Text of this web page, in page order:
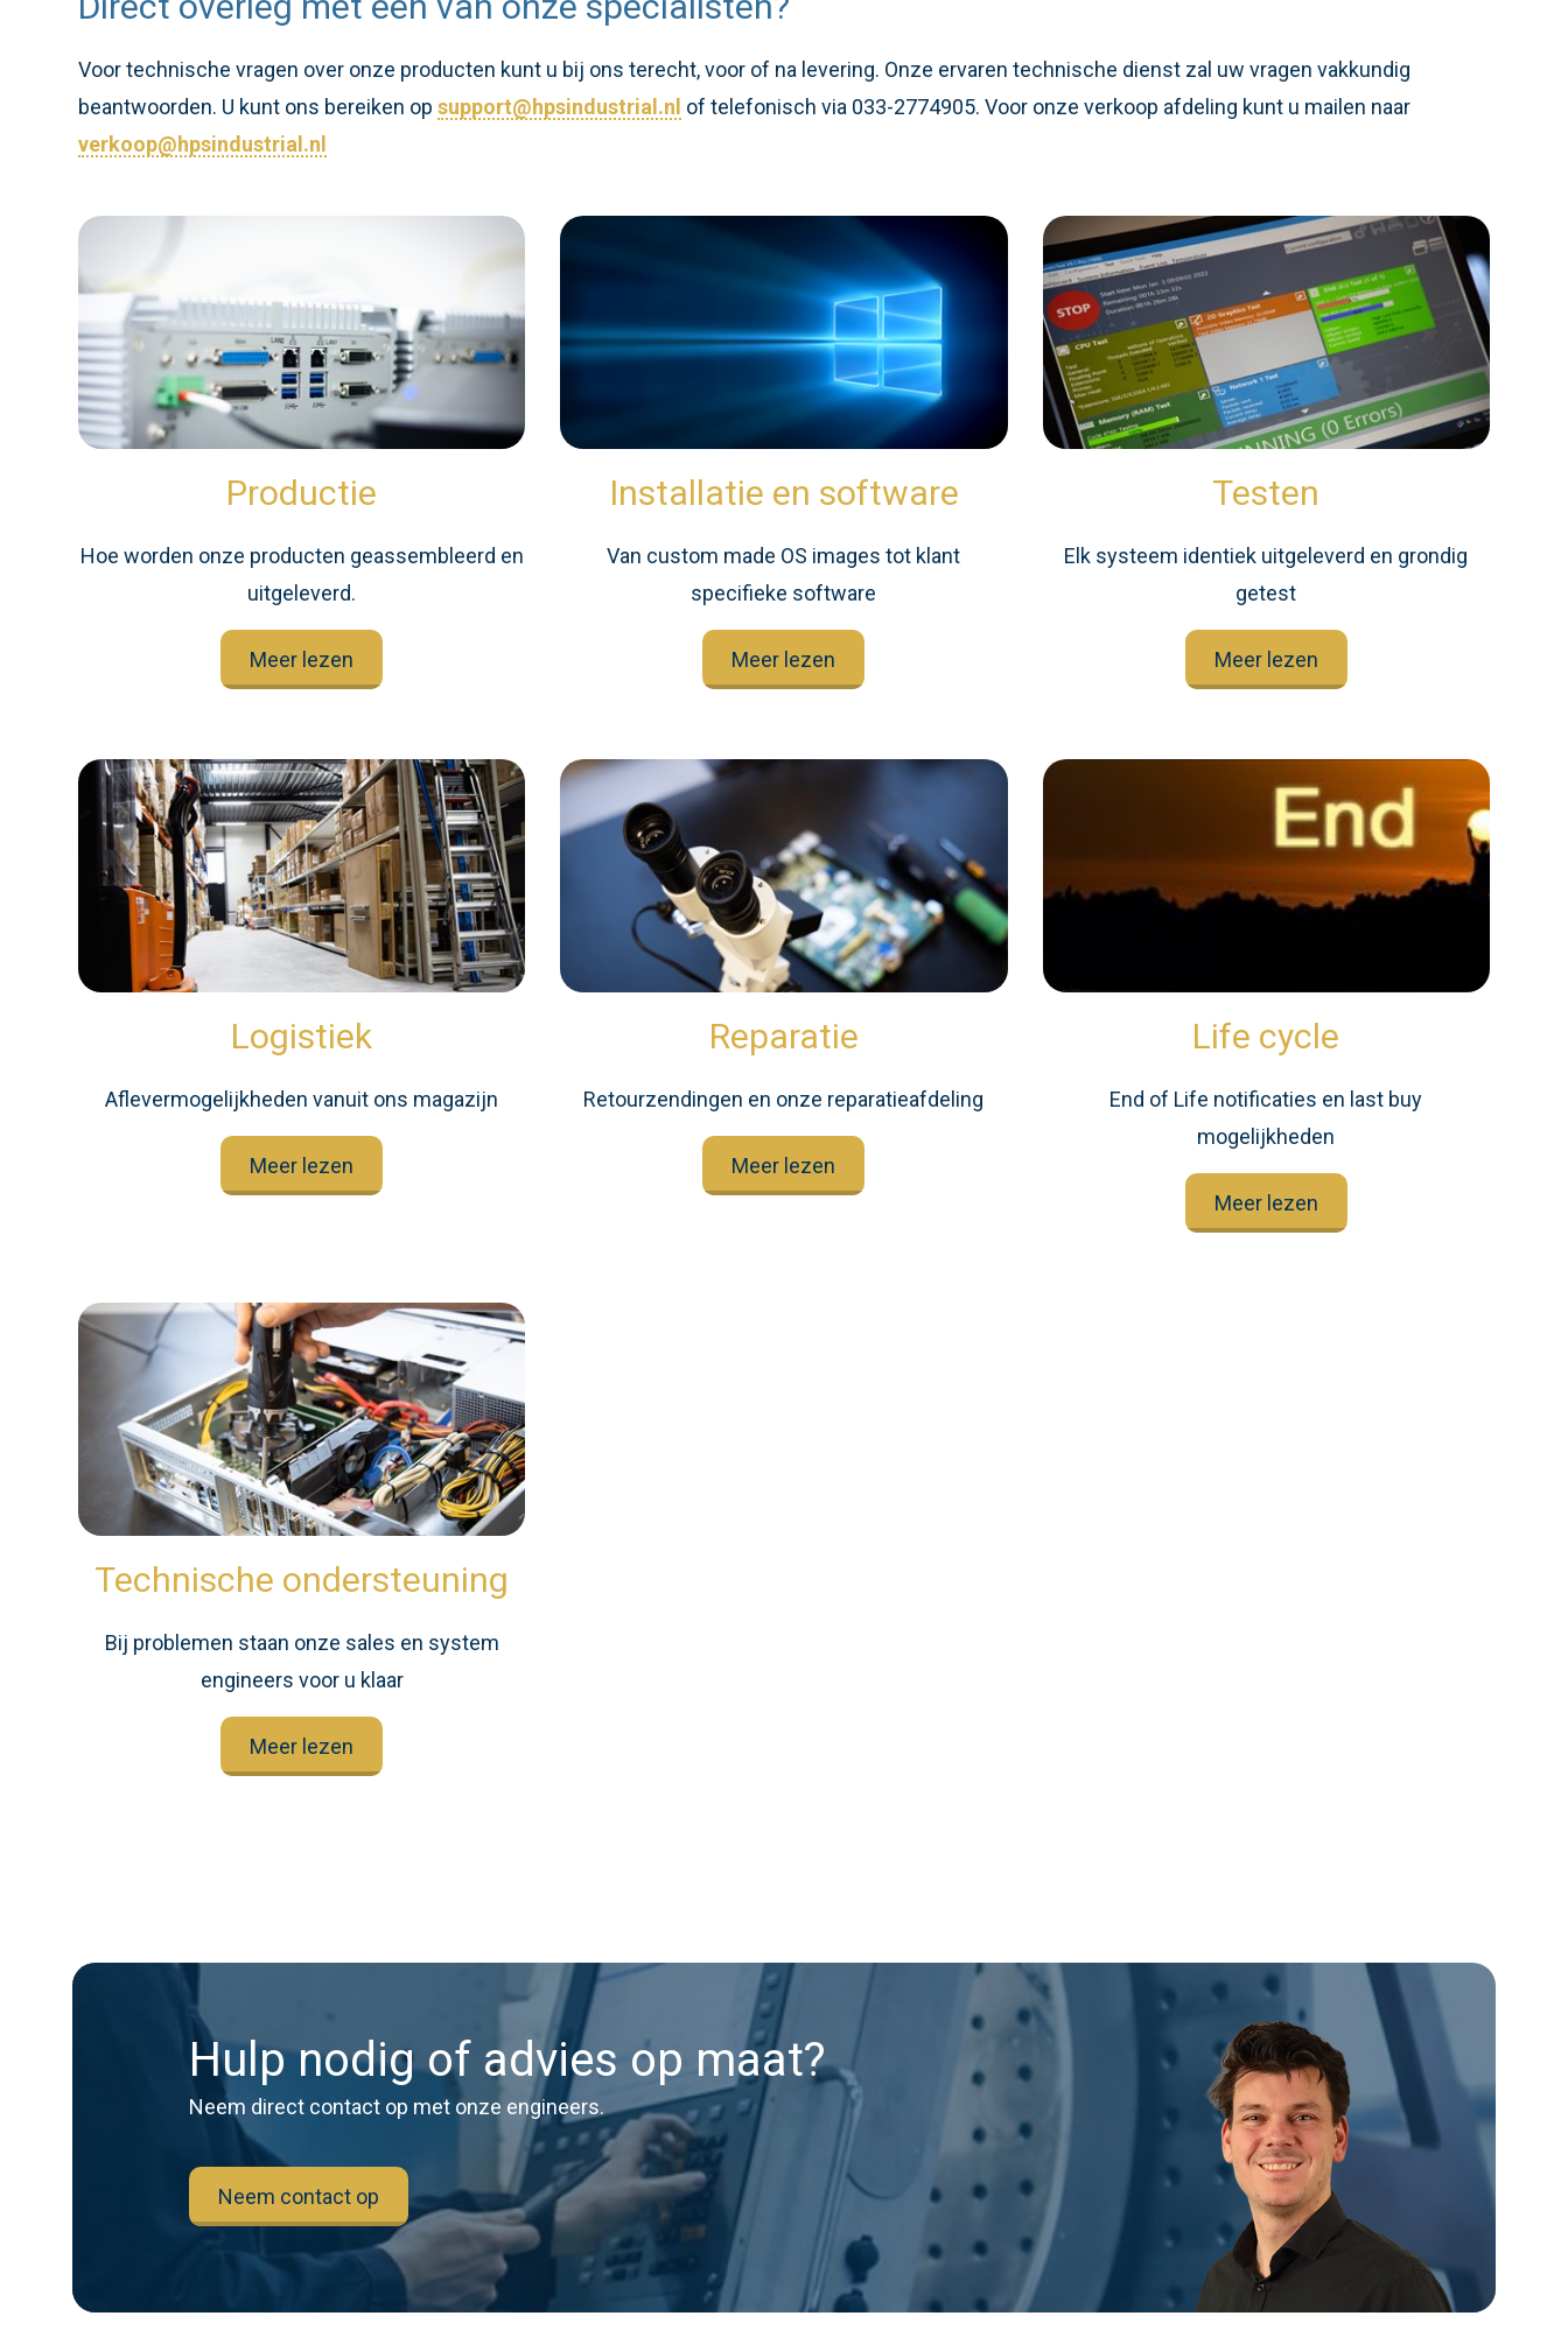
Voor technische vragen over onze producten kunt u bij ons terecht, voor of na levering. Onze ervaren technische dienst zal uw vragen vakkundig
beantwoorden. U kunt ons bereiken op support@hpsindustrial.nl of telefonisch via 033-2774905. Voor onze verkoop afdeling kunt u mailen naar
verkoop@hpsindustrial.nl
Productie
Hoe worden onze producten geassembleerd en
uitgeleverd.
Meer lezen
Installatie en software
Van custom made OS images tot klant
specifieke software
Meer lezen
Testen
Elk systeem identiek uitgeleverd en grondig
getest
Meer lezen
Logistiek
Aflevermogelijkheden vanuit ons magazijn
Meer lezen
Reparatie
Retourzendingen en onze reparatieafdeling
Meer lezen
Life cycle
End of Life notificaties en last buy
mogelijkheden
Meer lezen
Technische ondersteuning
Bij problemen staan onze sales en system
engineers voor u klaar
Meer lezen
Hulp nodig of advies op maat?
Neem direct contact op met onze engineers.
Neem contact op